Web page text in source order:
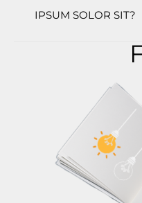
IPSUM SOLOR SIT?